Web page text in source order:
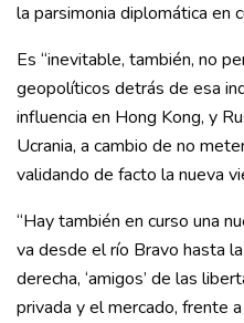
la parsimonia diplomática en
Es “inevitable, también, no
geopolíticos detrás de esa
influencia en Hong Kong, y
Ucrania, a cambio de no
validando de facto la nueva
“Hay también en curso una
va desde el río Bravo hasta
derecha, ‘amigos’ de las
privada y el mercado, frente